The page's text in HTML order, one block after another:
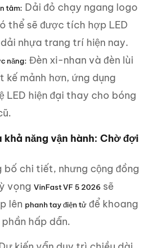
tâm: Dải đỏ chạy ngang logo
thể sẽ được tích hợp LED
nhựa trang trí hiện nay.
năng: Đèn xi-nhan và đèn lùi
kế mảnh hơn, ứng dụng
LED hiện đại thay cho bóng
năng vận hành: Chờ đợi
bố chi tiết, nhưng cộng đồng
vọng VinFast VF 5 2026 sẽ
lên phanh tay điện tử để khoang
hấp dẫn.